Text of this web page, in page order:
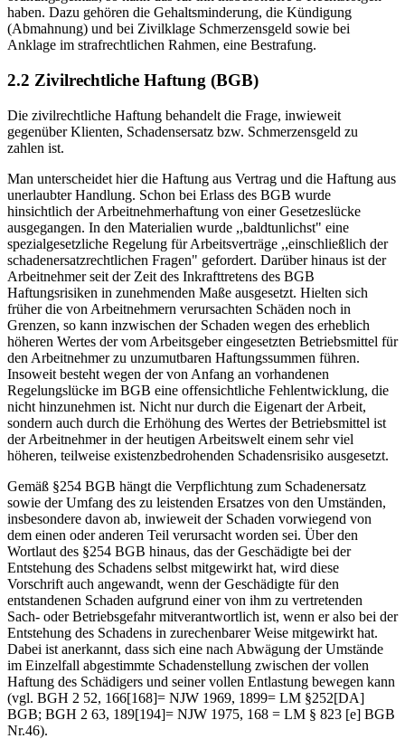
haben. Dazu gehören die Gehaltsminderung, die Kündigung
(Abmahnung) und bei Zivilklage Schmerzensgeld sowie bei
Anklage im strafrechtlichen Rahmen, eine Bestrafung.
2.2 Zivilrechtliche Haftung (BGB)
Die zivilrechtliche Haftung behandelt die Frage, inwieweit
gegenüber Klienten, Schadensersatz bzw. Schmerzensgeld zu
zahlen ist.
Man unterscheidet hier die Haftung aus Vertrag und die Haftung aus
unerlaubter Handlung. Schon bei Erlass des BGB wurde
hinsichtlich der Arbeitnehmerhaftung von einer Gesetzeslücke
ausgegangen. In den Materialien wurde ,,baldtunlichst" eine
spezialgesetzliche Regelung für Arbeitsverträge ,,einschließlich der
schadenersatzrechtlichen Fragen" gefordert. Darüber hinaus ist der
Arbeitnehmer seit der Zeit des Inkrafttretens des BGB
Haftungsrisiken in zunehmenden Maße ausgesetzt. Hielten sich
früher die von Arbeitnehmern verursachten Schäden noch in
Grenzen, so kann inzwischen der Schaden wegen des erheblich
höheren Wertes der vom Arbeitsgeber eingesetzten Betriebsmittel für
den Arbeitnehmer zu unzumutbaren Haftungssummen führen.
Insoweit besteht wegen der von Anfang an vorhandenen
Regelungslücke im BGB eine offensichtliche Fehlentwicklung, die
nicht hinzunehmen ist. Nicht nur durch die Eigenart der Arbeit,
sondern auch durch die Erhöhung des Wertes der Betriebsmittel ist
der Arbeitnehmer in der heutigen Arbeitswelt einem sehr viel
höheren, teilweise existenzbedrohenden Schadensrisiko ausgesetzt.
Gemäß §254 BGB hängt die Verpflichtung zum Schadenersatz
sowie der Umfang des zu leistenden Ersatzes von den Umständen,
insbesondere davon ab, inwieweit der Schaden vorwiegend von
dem einen oder anderen Teil verursacht worden sei. Über den
Wortlaut des §254 BGB hinaus, das der Geschädigte bei der
Entstehung des Schadens selbst mitgewirkt hat, wird diese
Vorschrift auch angewandt, wenn der Geschädigte für den
entstandenen Schaden aufgrund einer von ihm zu vertretenden
Sach- oder Betriebsgefahr mitverantwortlich ist, wenn er also bei der
Entstehung des Schadens in zurechenbarer Weise mitgewirkt hat.
Dabei ist anerkannt, dass sich eine nach Abwägung der Umstände
im Einzelfall abgestimmte Schadenstellung zwischen der vollen
Haftung des Schädigers und seiner vollen Entlastung bewegen kann
(vgl. BGH 2 52, 166[168]= NJW 1969, 1899= LM §252[DA]
BGB; BGH 2 63, 189[194]= NJW 1975, 168 = LM § 823 [e] BGB
Nr.46).